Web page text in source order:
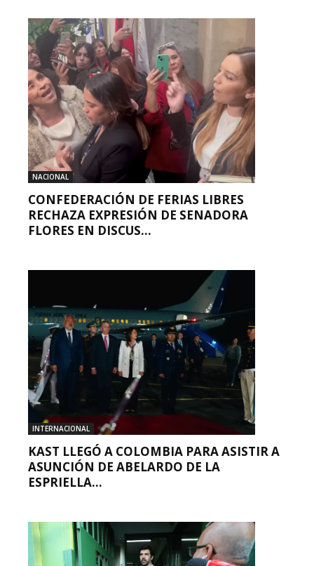
NACIONAL
CONFEDERACIÓN DE FERIAS LIBRES
RECHAZA EXPRESIÓN DE SENADORA
FLORES EN DISCUS...
INTERNACIONAL
KAST LLEGÓ A COLOMBIA PARA ASISTIR A
ASUNCIÓN DE ABELARDO DE LA
ESPRIELLA...